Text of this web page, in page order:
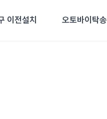
이전설치 오토바이탁송